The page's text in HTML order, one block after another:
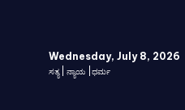
Wednesday, July 8, 2026
ಸತ್ಯ | ನ್ಯಾಯ |ಧರ್ಮ